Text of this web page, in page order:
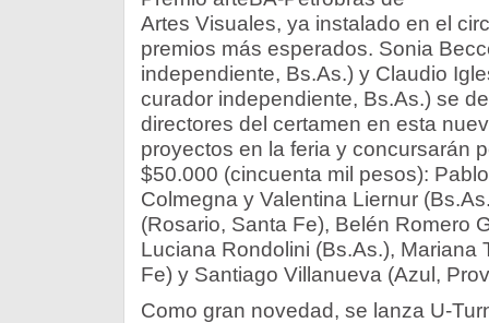
Artes Visuales, ya instalado en el
premios más esperados. Sonia
independiente, Bs.As.) y Claudio
curador independiente, Bs.As.) se
directores del certamen en esta
proyectos en la feria y concursarán
$50.000 (cincuenta mil pesos):
Colmegna y Valentina Liernur
(Rosario, Santa Fe), Belén Romero
Luciana Rondolini (Bs.As.), Mariana
Fe) y Santiago Villanueva (Azul,
Como gran novedad, se lanza U-